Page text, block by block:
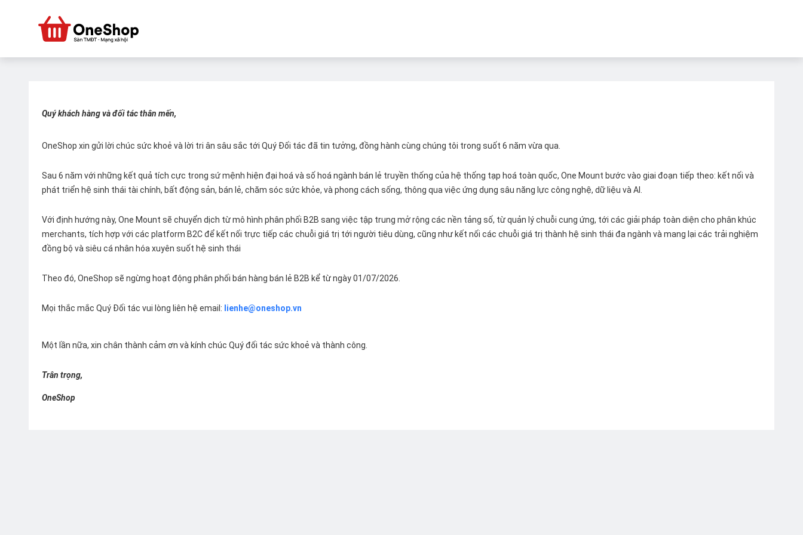
Quý khách hàng và đối tác thân mến,
OneShop xin gửi lời chúc sức khoẻ và lời tri ân sâu sắc tới Quý Đối tác đã tin tưởng, đồng hành cùng chúng tôi trong suốt 6 năm vừa qua.
Sau 6 năm với những kết quả tích cực trong sứ mệnh hiện đại hoá và số hoá ngành bán lẻ truyền thống của hệ thống tạp hoá toàn quốc, One Mount bước vào giai đoạn tiếp theo: kết nối và
phát triển hệ sinh thái tài chính, bất động sản, bán lẻ, chăm sóc sức khỏe, và phong cách sống, thông qua việc ứng dụng sâu năng lực công nghệ, dữ liệu và AI.
Với định hướng này, One Mount sẽ chuyển dịch từ mô hình phân phối B2B sang việc tập trung mở rộng các nền tảng số, từ quản lý chuỗi cung ứng, tới các giải pháp toàn diện cho phân khúc
merchants, tích hợp với các platform B2C để kết nối trực tiếp các chuỗi giá trị tới người tiêu dùng, cũng như kết nối các chuỗi giá trị thành hệ sinh thái đa ngành và mang lại các trải nghiệm
đồng bộ và siêu cá nhân hóa xuyên suốt hệ sinh thái
Theo đó, OneShop sẽ ngừng hoạt động phân phối bán hàng bán lẻ B2B kể từ ngày 01/07/2026.
Mọi thắc mắc Quý Đối tác vui lòng liên hệ email: lienhe@oneshop.vn
Một lần nữa, xin chân thành cảm ơn và kính chúc Quý đối tác sức khoẻ và thành công.
Trân trọng,
OneShop